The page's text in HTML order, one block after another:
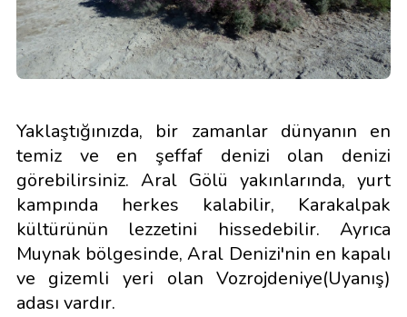
Yaklaştığınızda, bir zamanlar dünyanın en
temiz ve en şeffaf denizi olan denizi
görebilirsiniz. Aral Gölü yakınlarında, yurt
kampında herkes kalabilir, Karakalpak
kültürünün lezzetini hissedebilir. Ayrıca
Muynak bölgesinde, Aral Denizi'nin en kapalı
ve gizemli yeri olan Vozrojdeniye(Uyanış)
adası vardır.